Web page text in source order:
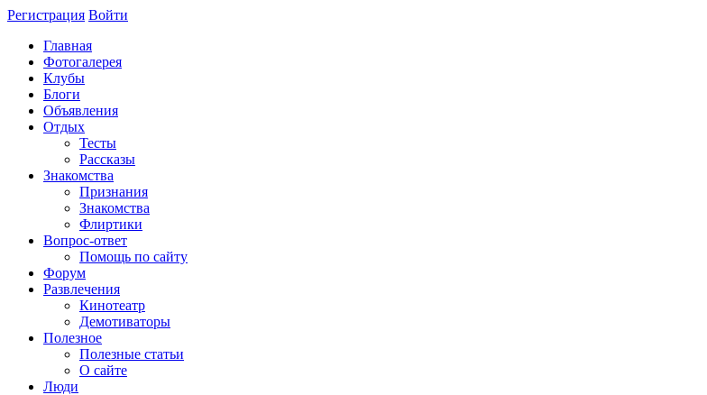
Регистрация Войти
Главная
Фотогалерея
Клубы
Блоги
Объявления
Отдых
Тесты
Рассказы
Знакомства
Признания
Знакомства
Флиртики
Вопрос-ответ
Помощь по сайту
Форум
Развлечения
Кинотеатр
Демотиваторы
Полезное
Полезные статьи
О сайте
Люди